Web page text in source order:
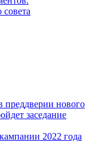
преддверии нового
заседание
2022 года